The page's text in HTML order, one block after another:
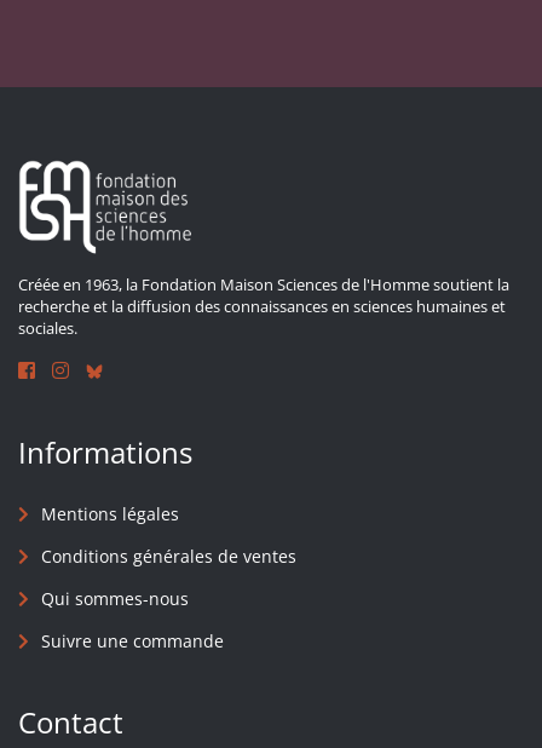
Créée en 1963, la Fondation Maison Sciences de l'Homme soutient la
recherche et la diffusion des connaissances en sciences humaines et
sociales.
Informations
Mentions légales
Conditions générales de ventes
Qui sommes-nous
Suivre une commande
Contact